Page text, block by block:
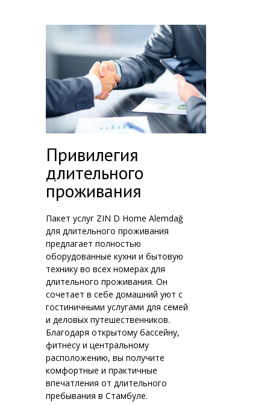
Привилегия
длительного
проживания
Пакет услуг ZIN D Home Alemdağ
для длительного проживания
предлагает полностью
оборудованные кухни и бытовую
технику во всех номерах для
длительного проживания. Он
сочетает в себе домашний уют с
гостиничными услугами для семей
и деловых путешественников.
Благодаря открытому бассейну,
фитнесу и центральному
расположению, вы получите
комфортные и практичные
впечатления от длительного
пребывания в Стамбуле.